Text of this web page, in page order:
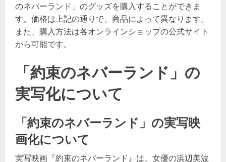
のネバーランド」のグッズを購入することができま
す。価格は上記の通りで、商品によって異なります。
また、購入方法は各オンラインショップの公式サイト
から可能です。 ​
「約束のネバーランド」の
実写化について
「約束のネバーランド」の実写映
画化について
実写映画『約束のネバーランド』は、女優の浜辺美波